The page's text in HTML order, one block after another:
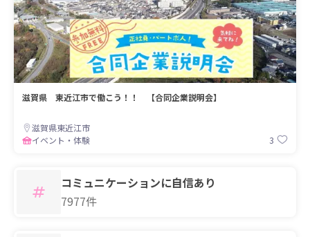
滋賀県 東近江市で働こう！！ 【合同企業説明会】
滋賀県東近江市
イベント・体験
3
コミュニケーションに自信あり
7977件